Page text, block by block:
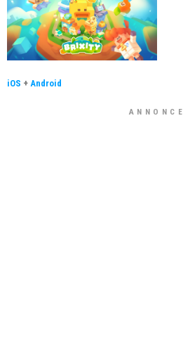
iOS + Android
ANNONCE